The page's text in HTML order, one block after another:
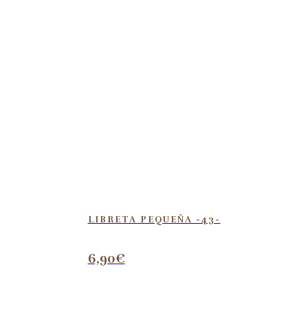
LIBRETA PEQUEÑA -43-
6,90€